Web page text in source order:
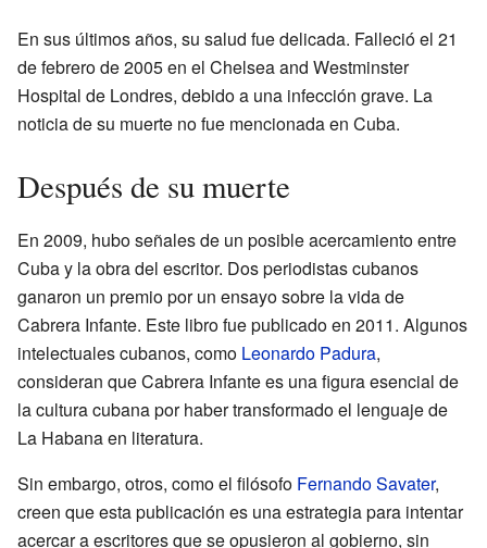
En sus últimos años, su salud fue delicada. Falleció el 21
de febrero de 2005 en el Chelsea and Westminster
Hospital de Londres, debido a una infección grave. La
noticia de su muerte no fue mencionada en Cuba.
Después de su muerte
En 2009, hubo señales de un posible acercamiento entre
Cuba y la obra del escritor. Dos periodistas cubanos
ganaron un premio por un ensayo sobre la vida de
Cabrera Infante. Este libro fue publicado en 2011. Algunos
intelectuales cubanos, como Leonardo Padura,
consideran que Cabrera Infante es una figura esencial de
la cultura cubana por haber transformado el lenguaje de
La Habana en literatura.
Sin embargo, otros, como el filósofo Fernando Savater,
creen que esta publicación es una estrategia para intentar
acercar a escritores que se opusieron al gobierno, sin